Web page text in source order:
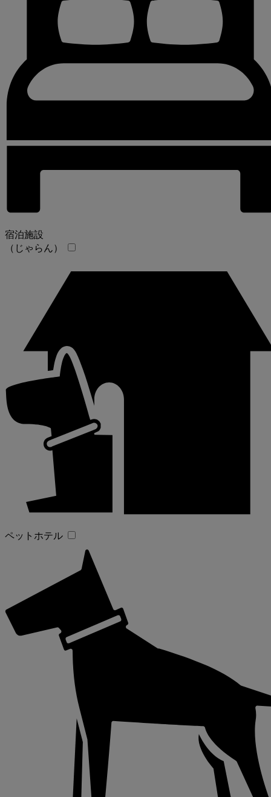
宿泊施設
（じゃらん）
ペットホテル